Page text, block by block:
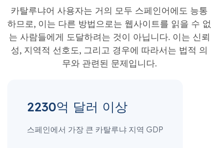
카탈루냐어 사용자는 거의 모두 스페인어에도 능통
하므로, 이는 다른 방법으로는 웹사이트를 읽을 수 없
는 사람들에게 도달하려는 것이 아닙니다. 이는 신뢰
성, 지역적 선호도, 그리고 경우에 따라서는 법적 의
무와 관련된 문제입니다.
2230억 달러 이상
스페인에서 가장 큰 카탈루냐 지역 GDP